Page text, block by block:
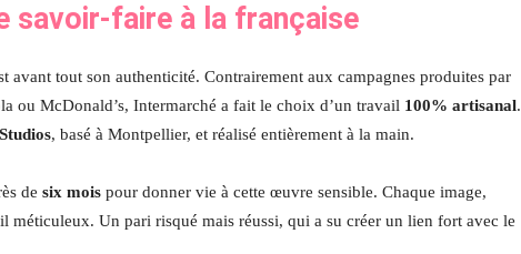
savoir-faire à la française
avant tout son authenticité. Contrairement aux campagnes produites par
ou McDonald’s, Intermarché a fait le choix d’un travail 100% artisanal.
, basé à Montpellier, et réalisé entièrement à la main.
de six mois pour donner vie à cette œuvre sensible. Chaque image,
méticuleux. Un pari risqué mais réussi, qui a su créer un lien fort avec le